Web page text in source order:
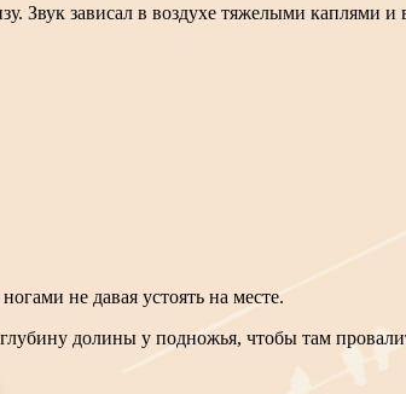
зависал в воздухе тяжелыми каплями и
не давая устоять на месте.
долины у подножья, чтобы там